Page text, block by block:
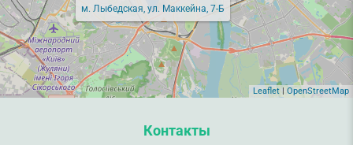
м. Лыбедская, ул. Маккейна, 7-Б
Leaflet| OpenStreetMap
Контакты